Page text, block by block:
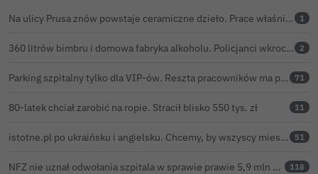
Na ulicy Prusa znów powstaje ceramiczne dzieło. Prace właśnie ruszyły 1
360 litrów bimbru i domowa fabryka alkoholu. Policjanci wkroczyli do akcji 2
Parking szpitalny tylko dla VIP-ów. Reszta pracowników ma parkować na bazarze 71
80-latek chciał zarobić na ropie. Stracił blisko 550 tys. zł 11
istotne.pl po ukraińsku i angielsku. Chcemy, by wszyscy mieszkańcy żyli sprawami Bolesławca 51
NFZ nie uznał odwołania szpitala w sprawie prawie 5,9 mln zł. Barczyk: rozważamy sąd 118